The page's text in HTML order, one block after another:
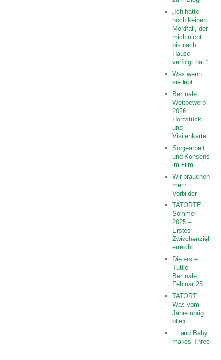
„Ich hatte
noch keinen
Mordfall, der
mich nicht
bis nach
Hause
verfolgt hat.“
Was wenn
sie lebt.
Berlinale
Wettbewerb
2026:
Herzstück
und
Visitenkarte
Sorgearbeit
und Konsens
im Film
Wir brauchen
mehr
Vorbilder
TATORTE
Sommer
2025 –
Erstes
Zwischenziel
erreicht
Die erste
Tuttle-
Berlinale,
Februar 25
TATORT:
Was vom
Jahre übrig
blieb
… and Baby
makes Three